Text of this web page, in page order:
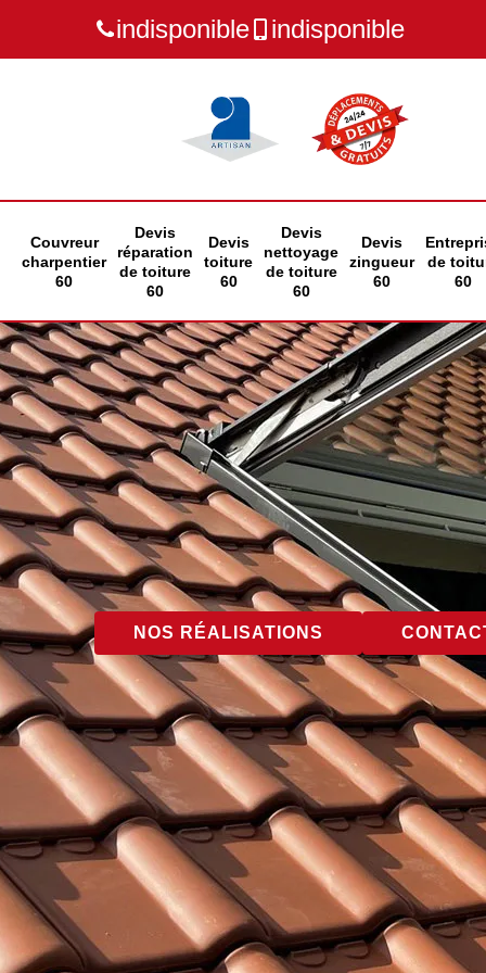
indisponible indisponible
Couvreur
charpentier
60
Devis
réparation
de toiture
60
Devis
toiture
60
Devis
nettoyage
de toiture
60
Devis
zingueur
60
de
60
NOS RÉALISATIONS